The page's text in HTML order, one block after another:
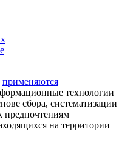
применяются
технологии
сбора, систематизации
предпочтениям
на территории